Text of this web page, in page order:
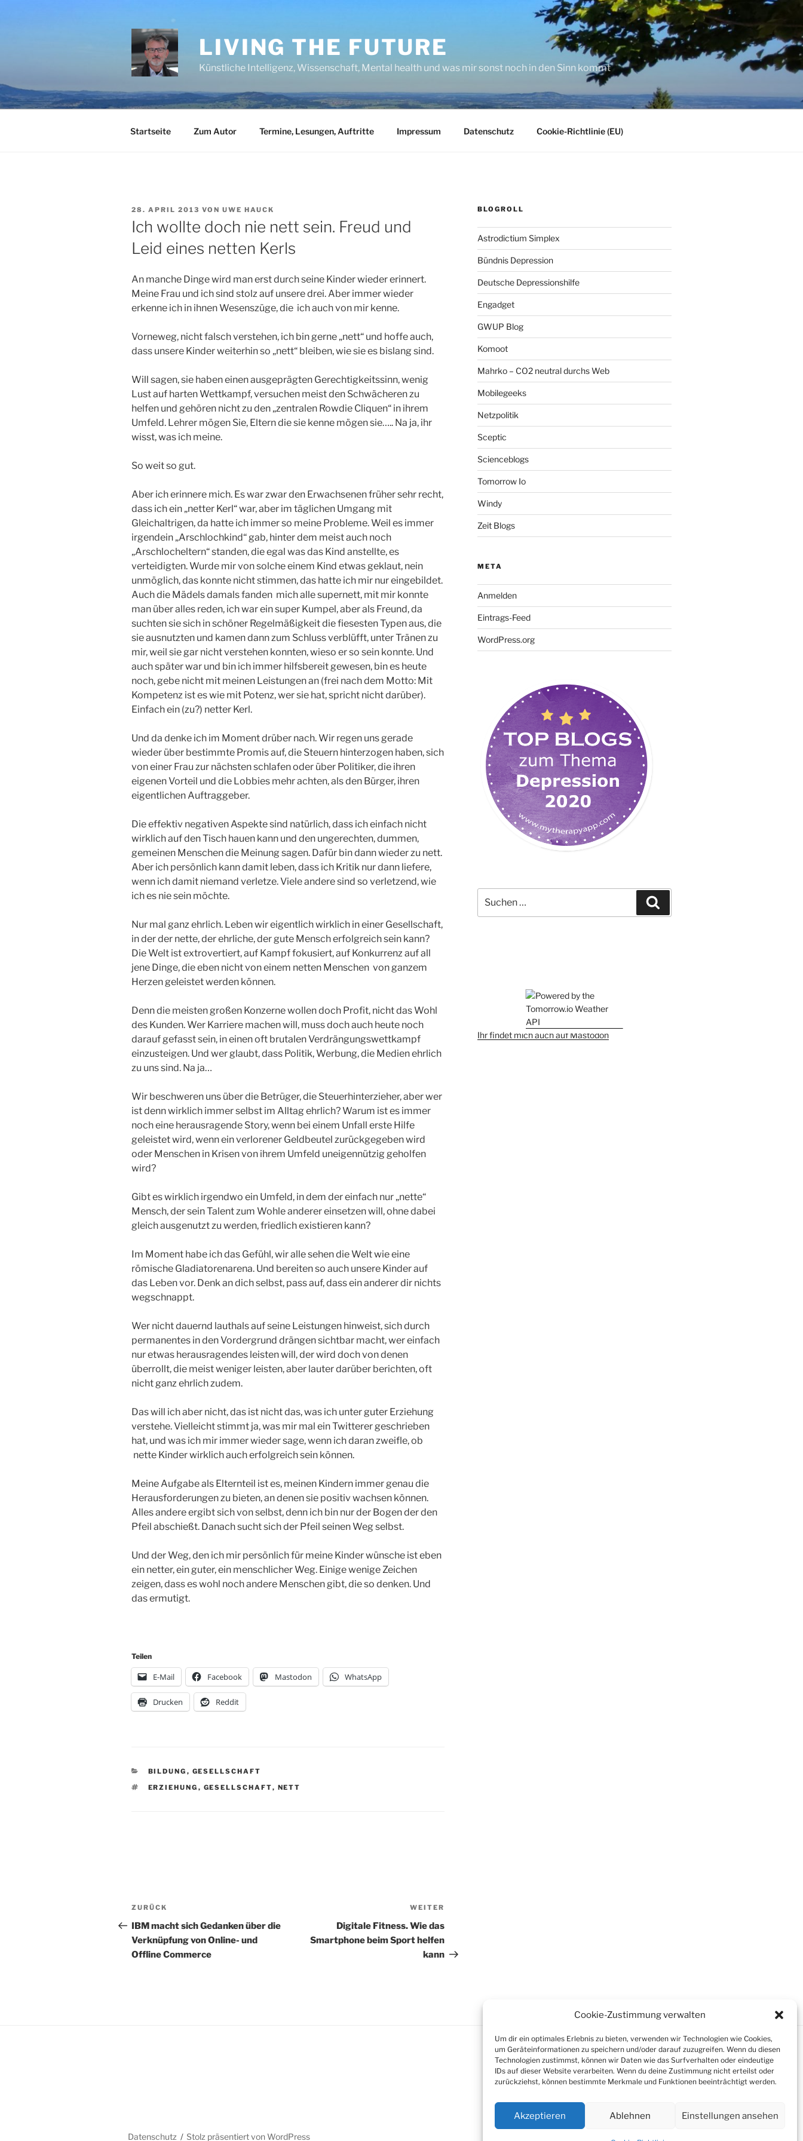
Cookie-Zustimmung verwalten
Um dir ein optimales Erlebnis zu bieten, verwenden wir Technologien wie Cookies,
um Geräteinformationen zu speichern und/oder darauf zuzugreifen. Wenn du diesen
Technologien zustimmst, können wir Daten wie das Surfverhalten oder eindeutige
IDs auf dieser Website verarbeiten. Wenn du deine Zustimmung nicht erteilst oder
zurückziehst, können bestimmte Merkmale und Funktionen beeinträchtigt werden.
Akzeptieren Ablehnen Einstellungen ansehen
LIVING THE FUTURE
Künstliche Intelligenz, Wissenschaft, Mental health und was mir sonst noch in den Sinn kommt
Startseite Zum Autor Termine, Lesungen, Auftritte Impressum Datenschutz Cookie-Richtlinie (EU)
VERÖFFENTLICHT
AM
28. APRIL 2013 VON UWE HAUCK
Ich wollte doch nie nett sein. Freud und
Leid eines netten Kerls
An manche Dinge wird man erst durch seine Kinder wieder erinnert.
Meine Frau und ich sind stolz auf unsere drei. Aber immer wieder
erkenne ich in ihnen Wesenszüge, die ich auch von mir kenne.
Vorneweg, nicht falsch verstehen, ich bin gerne „nett“ und hoffe auch,
dass unsere Kinder weiterhin so „nett“ bleiben, wie sie es bislang sind.
Will sagen, sie haben einen ausgeprägten Gerechtigkeitssinn, wenig
Lust auf harten Wettkampf, versuchen meist den Schwächeren zu
helfen und gehören nicht zu den „zentralen Rowdie Cliquen“ in ihrem
Umfeld. Lehrer mögen Sie, Eltern die sie kenne mögen sie….. Na ja, ihr
wisst, was ich meine.
So weit so gut.
Aber ich erinnere mich. Es war zwar den Erwachsenen früher sehr recht,
dass ich ein „netter Kerl“ war, aber im täglichen Umgang mit
Gleichaltrigen, da hatte ich immer so meine Probleme. Weil es immer
irgendein „Arschlochkind“ gab, hinter dem meist auch noch
„Arschlocheltern“ standen, die egal was das Kind anstellte, es
verteidigten. Wurde mir von solche einem Kind etwas geklaut, nein
unmöglich, das konnte nicht stimmen, das hatte ich mir nur eingebildet.
Auch die Mädels damals fanden mich alle supernett, mit mir konnte
man über alles reden, ich war ein super Kumpel, aber als Freund, da
suchten sie sich in schöner Regelmäßigkeit die fiesesten Typen aus, die
sie ausnutzten und kamen dann zum Schluss verblüfft, unter Tränen zu
mir, weil sie gar nicht verstehen konnten, wieso er so sein konnte. Und
auch später war und bin ich immer hilfsbereit gewesen, bin es heute
noch, gebe nicht mit meinen Leistungen an (frei nach dem Motto: Mit
Kompetenz ist es wie mit Potenz, wer sie hat, spricht nicht darüber).
Einfach ein (zu?) netter Kerl.
Und da denke ich im Moment drüber nach. Wir regen uns gerade
wieder über bestimmte Promis auf, die Steuern hinterzogen haben, sich
von einer Frau zur nächsten schlafen oder über Politiker, die ihren
eigenen Vorteil und die Lobbies mehr achten, als den Bürger, ihren
eigentlichen Auftraggeber.
Die effektiv negativen Aspekte sind natürlich, dass ich einfach nicht
wirklich auf den Tisch hauen kann und den ungerechten, dummen,
gemeinen Menschen die Meinung sagen. Dafür bin dann wieder zu nett.
Aber ich persönlich kann damit leben, dass ich Kritik nur dann liefere,
wenn ich damit niemand verletze. Viele andere sind so verletzend, wie
ich es nie sein möchte.
Nur mal ganz ehrlich. Leben wir eigentlich wirklich in einer Gesellschaft,
in der der nette, der ehrliche, der gute Mensch erfolgreich sein kann?
Die Welt ist extrovertiert, auf Kampf fokusiert, auf Konkurrenz auf all
jene Dinge, die eben nicht von einem netten Menschen von ganzem
Herzen geleistet werden können.
Denn die meisten großen Konzerne wollen doch Profit, nicht das Wohl
des Kunden. Wer Karriere machen will, muss doch auch heute noch
darauf gefasst sein, in einen oft brutalen Verdrängungswettkampf
einzusteigen. Und wer glaubt, dass Politik, Werbung, die Medien ehrlich
zu uns sind. Na ja…
Wir beschweren uns über die Betrüger, die Steuerhinterzieher, aber wer
ist denn wirklich immer selbst im Alltag ehrlich? Warum ist es immer
noch eine herausragende Story, wenn bei einem Unfall erste Hilfe
geleistet wird, wenn ein verlorener Geldbeutel zurückgegeben wird
oder Menschen in Krisen von ihrem Umfeld uneigennützig geholfen
wird?
Gibt es wirklich irgendwo ein Umfeld, in dem der einfach nur „nette“
Mensch, der sein Talent zum Wohle anderer einsetzen will, ohne dabei
gleich ausgenutzt zu werden, friedlich existieren kann?
Im Moment habe ich das Gefühl, wir alle sehen die Welt wie eine
römische Gladiatorenarena. Und bereiten so auch unsere Kinder auf
das Leben vor. Denk an dich selbst, pass auf, dass ein anderer dir nichts
wegschnappt.
Wer nicht dauernd lauthals auf seine Leistungen hinweist, sich durch
permanentes in den Vordergrund drängen sichtbar macht, wer einfach
nur etwas herausragendes leisten will, der wird doch von denen
überrollt, die meist weniger leisten, aber lauter darüber berichten, oft
nicht ganz ehrlich zudem.
Das will ich aber nicht, das ist nicht das, was ich unter guter Erziehung
verstehe. Vielleicht stimmt ja, was mir mal ein Twitterer geschrieben
hat, und was ich mir immer wieder sage, wenn ich daran zweifle, ob
nette Kinder wirklich auch erfolgreich sein können.
Meine Aufgabe als Elternteil ist es, meinen Kindern immer genau die
Herausforderungen zu bieten, an denen sie positiv wachsen können.
Alles andere ergibt sich von selbst, denn ich bin nur der Bogen der den
Pfeil abschießt. Danach sucht sich der Pfeil seinen Weg selbst.
Und der Weg, den ich mir persönlich für meine Kinder wünsche ist eben
ein netter, ein guter, ein menschlicher Weg. Einige wenige Zeichen
zeigen, dass es wohl noch andere Menschen gibt, die so denken. Und
das ermutigt.
Teilen
E-Mail Facebook Mastodon WhatsApp
Drucken Reddit
KATEGORIEN
BILDUNG , GESELLSCHAFT
SCHLAGWÖRTER
ERZIEHUNG , GESELLSCHAFT, NETT
Beitragsnavigation
Vorheriger
Beitrag
ZURÜCK
IBM macht sich Gedanken über die
Verknüpfung von Online- und
Offline Commerce
Beitrag
WEITER
Digitale Fitness. Wie das
Smartphone beim Sport helfen
kann
BLOGROLL
Astrodictium Simplex
Bündnis Depression
Deutsche Depressionshilfe
Engadget
GWUP Blog
Komoot
Mahrko – CO2 neutral durchs Web
Mobilegeeks
Netzpolitik
Sceptic
Scienceblogs
Tomorrow Io
Windy
Zeit Blogs
META
Anmelden
Eintrags-Feed
WordPress.org
nach:
Ihr findet mich auch auf Mastodon
Datenschutz Stolz präsentiert von WordPress